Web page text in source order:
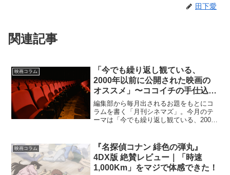
田下愛
関連記事
映画コラム
「今でも繰り返し観ている、
2000年以前に公開された映画の
オススメ」〜ココイチの手仕込み
ささみカツカレー3辛を添えて〜
編集部から毎月出されるお題をもとにコ
ラムを書く「月刊シネマズ」。今月のテ
ーマは「今でも繰り返し観ている、2000
と映画の話をしていたとき、割と小馬鹿
にしているような口調...
映画コラム
『名探偵コナン 緋色の弾丸』
4DX版 絶賛レビュー｜「時速
1,000Km」をマジで体感できた！